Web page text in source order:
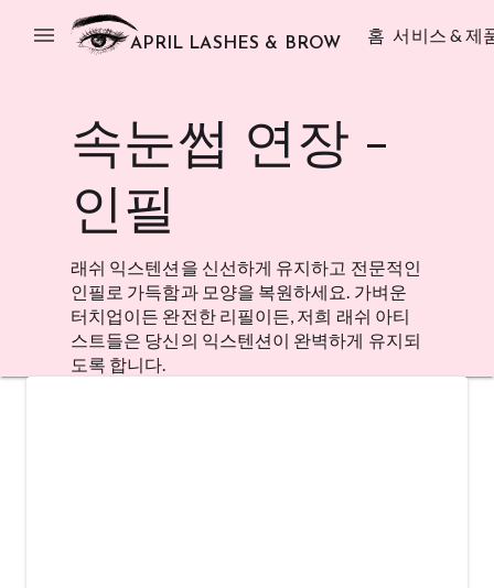
menu APRIL LASHES & BROW 홈 서비스 & 제
속눈썹 연장 -
인필
래쉬 익스텐션을 신선하게 유지하고 전문적인
인필로 가득함과 모양을 복원하세요. 가벼운
터치업이든 완전한 리필이든, 저희 래쉬 아티
스트들은 당신의 익스텐션이 완벽하게 유지되
도록 합니다.